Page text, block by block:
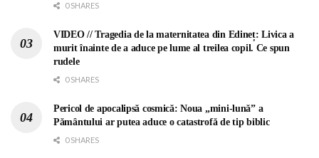
0 SHARES
VIDEO // Tragedia de la maternitatea din Edineț: Livica a
murit înainte de a aduce pe lume al treilea copil. Ce spun
rudele
0 SHARES
Pericol de apocalipsă cosmică: Noua „mini-lună” a
Pământului ar putea aduce o catastrofă de tip biblic
0 SHARES